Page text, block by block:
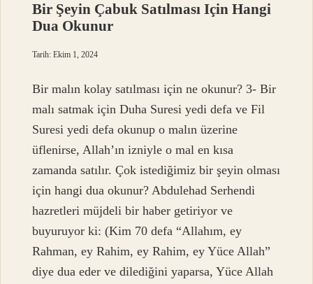
Bir Şeyin Çabuk Satılması Için Hangi
Dua Okunur
Tarih: Ekim 1, 2024
Bir malın kolay satılması için ne okunur? 3- Bir
malı satmak için Duha Suresi yedi defa ve Fil
Suresi yedi defa okunup o malın üzerine
üflenirse, Allah’ın izniyle o mal en kısa
zamanda satılır. Çok istediğimiz bir şeyin olması
için hangi dua okunur? Abdulehad Serhendi
hazretleri müjdeli bir haber getiriyor ve
buyuruyor ki: (Kim 70 defa “Allahım, ey
Rahman, ey Rahim, ey Rahim, ey Yüce Allah”
diye dua eder ve dilediğini yaparsa, Yüce Allah